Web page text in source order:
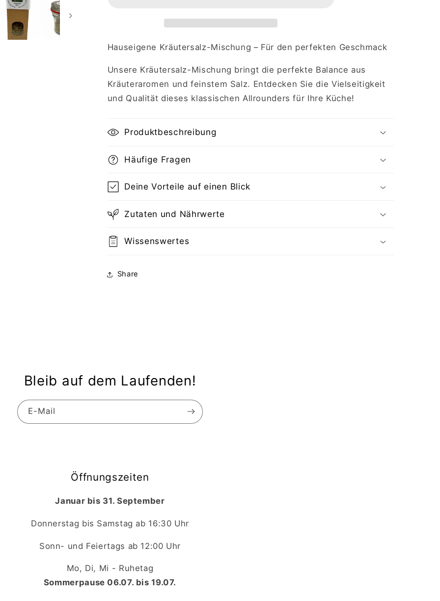
Hauseigene Kräutersalz-Mischung – Für den perfekten Geschmack
Unsere Kräutersalz-Mischung bringt die perfekte Balance aus
Kräuteraromen und feinstem Salz. Entdecken Sie die Vielseitigkeit
und Qualität dieses klassischen Allrounders für Ihre Küche!
Produktbeschreibung
Häufige Fragen
Deine Vorteile auf einen Blick
Zutaten und Nährwerte
Wissenswertes
Share
Bleib auf dem Laufenden!
E-Mail
Öffnungszeiten
Januar bis 31. September
Donnerstag bis Samstag ab 16:30 Uhr
Sonn- und Feiertags ab 12:00 Uhr
Mo, Di, Mi - Ruhetag
Sommerpause 06.07. bis 19.07.